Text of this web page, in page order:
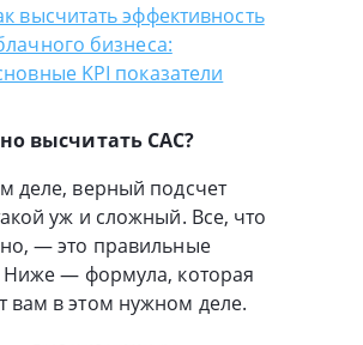
высчитать эффективность
бизнеса:
KPI показатели
высчитать CAC?
деле, верный подсчет
уж и сложный. Все, что
— это правильные
— формула, которая
вам в этом нужном деле.